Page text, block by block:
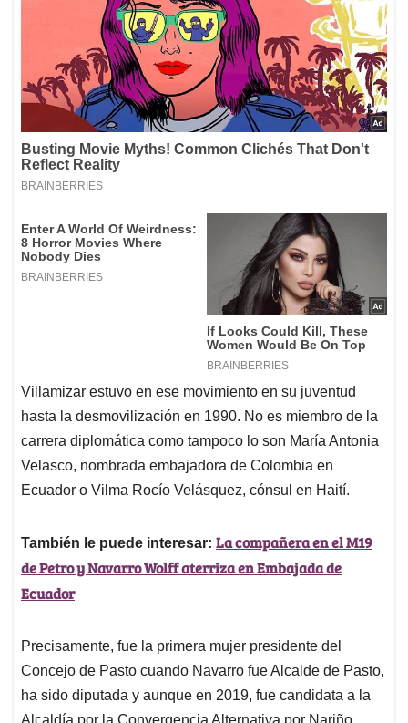
Villamizar estuvo en ese movimiento en su juventud
hasta la desmovilización en 1990. No es miembro de la
carrera diplomática como tampoco lo son María Antonia
Velasco, nombrada embajadora de Colombia en
Ecuador o Vilma Rocío Velásquez, cónsul en Haití.
También le puede interesar: La compañera en el M19
de Petro y Navarro Wolff aterriza en Embajada de
Ecuador
Precisamente, fue la primera mujer presidente del
Concejo de Pasto cuando Navarro fue Alcalde de Pasto,
ha sido diputada y aunque en 2019, fue candidata a la